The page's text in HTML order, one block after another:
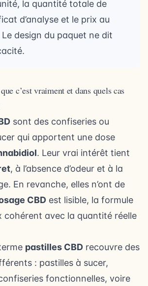
la quantité totale de
d’analyse et le prix au
design du paquet ne dit
c’est vraiment et dans quels cas
sont des confiseries ou
qui apportent une dose
. Leur vrai intérêt tient
, à l’absence d’odeur et à la
En revanche, elles n’ont de
CBD est lisible, la formule
cohérent avec la quantité réelle
pastilles CBD recouvre des
: pastilles à sucer,
fonctionnelles, voire